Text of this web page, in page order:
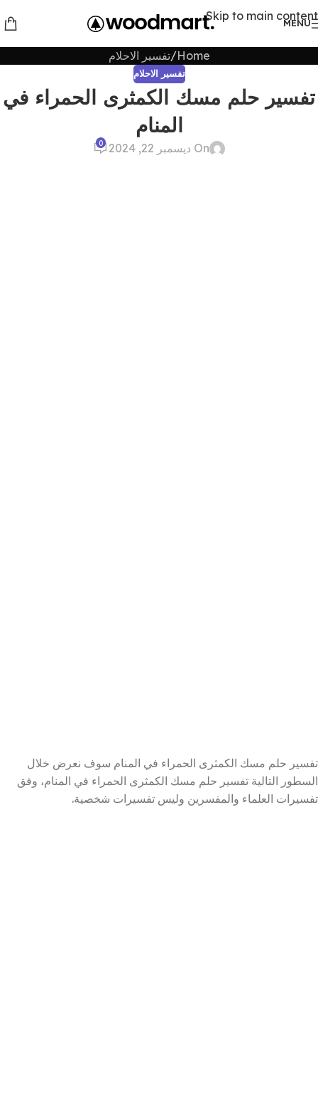
Skip to main content
MENU
Home تفسير الاحلام
تفسير الاحلام
تفسير حلم مسك الكمثرى الحمراء في
المنام
On ديسمبر 22, 2024 0
تفسير حلم مسك الكمثرى الحمراء في المنام سوف نعرض خلال
السطور التالية تفسير حلم مسك الكمثرى الحمراء في المنام، وفق
تفسيرات العلماء والمفسرين وليس تفسيرات شخصية.